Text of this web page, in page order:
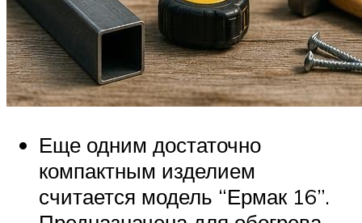
Еще одним достаточно
компактным изделием
считается модель “Ермак 16”.